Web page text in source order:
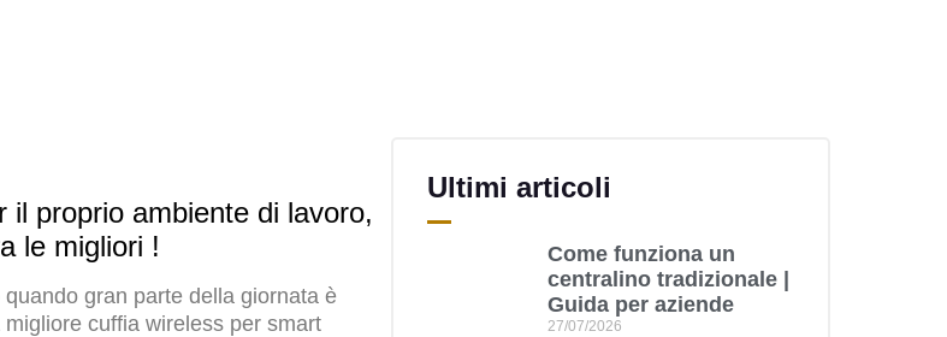
proprio ambiente di lavoro,
le migliori !
gran parte della giornata è
cuffia wireless per smart
Ultimi articoli
Come funziona un
centralino tradizionale |
Guida per aziende
27/07/2026